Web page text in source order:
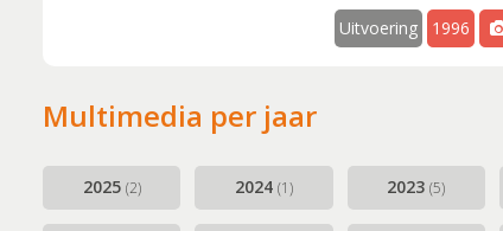
Dubbele
Uitvoering 1996
Multimedia per jaar
2025 (2) 2024(1) 2023(5)